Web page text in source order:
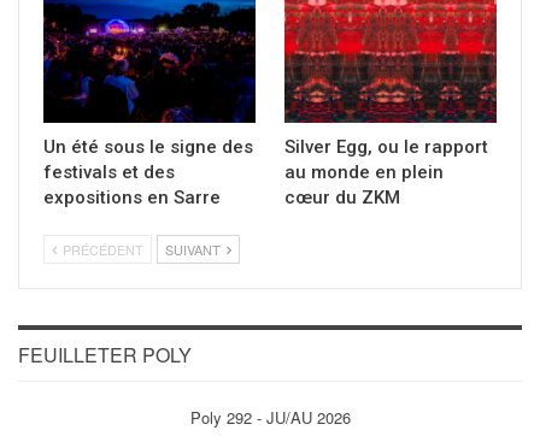
Un été sous le signe des
festivals et des
expositions en Sarre
Silver Egg, ou le rapport
au monde en plein
cœur du ZKM
PRÉCÉDENT SUIVANT
FEUILLETER POLY
Poly 292 - JU/AU 2026